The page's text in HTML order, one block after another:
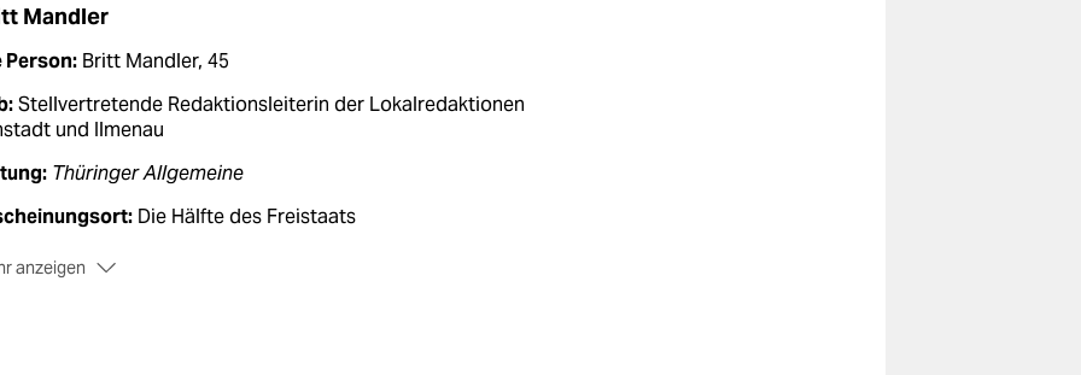
Mandler
Person:Britt Mandler, 45
Stellvertretende Redaktionsleiterin der Lokalredaktionen
und Ilmenau
Thüringer Allgemeine
Die Hälfte des Freistaats
anzeigen